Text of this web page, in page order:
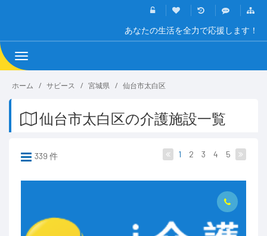
あなたの生活を全力で応援します！
Toggle
navigation
ホーム サビース 宮城県 仙台市太白区
仙台市太白区の介護施設一覧
339 件 1 2 3 4 5